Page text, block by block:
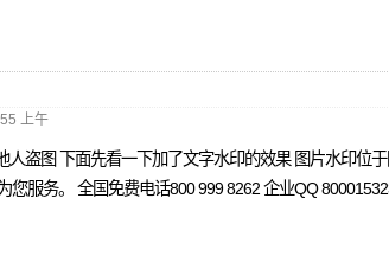
上午
盗图 下面先看一下加了文字水印的效果 图片水印位
服务。 全国免费电话800 999 8262 企业QQ